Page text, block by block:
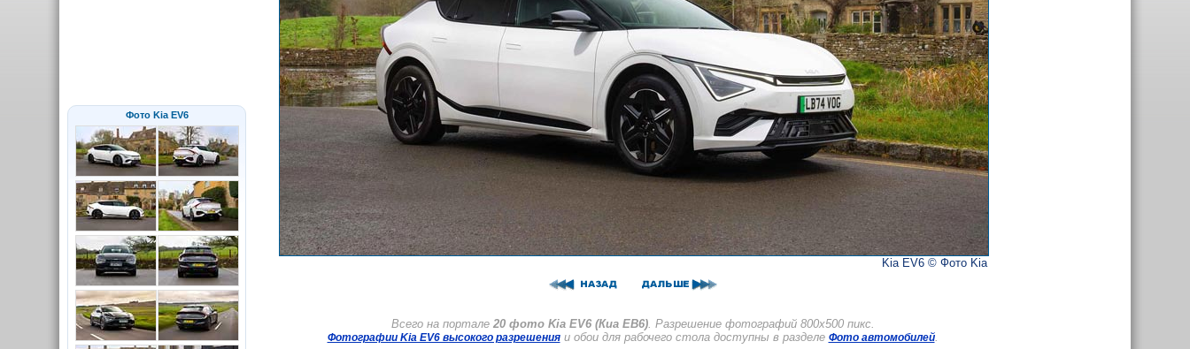
Kia EV6 © Фото Kia
Всего на портале 20 фото Kia EV6 (Киа ЕВ6). Разрешение фотографий 800x500 пикс.
Фотографии Kia EV6 высокого разрешенияи обои для рабочего стола доступны в разделе Фото автомобилей.
Фото Kia EV6